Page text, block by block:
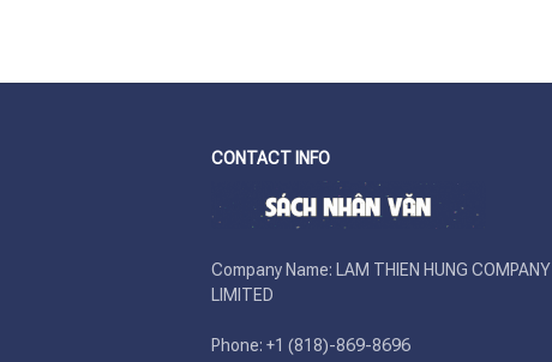
CONTACT INFO
Company Name: LAM THIEN HUNG COMPANY
LIMITED
Phone: +1 (818)-869-8696